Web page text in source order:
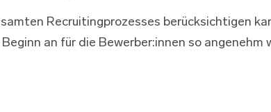
Recruitingprozesses berücksichtigen
an für die Bewerber:innen so angenehm